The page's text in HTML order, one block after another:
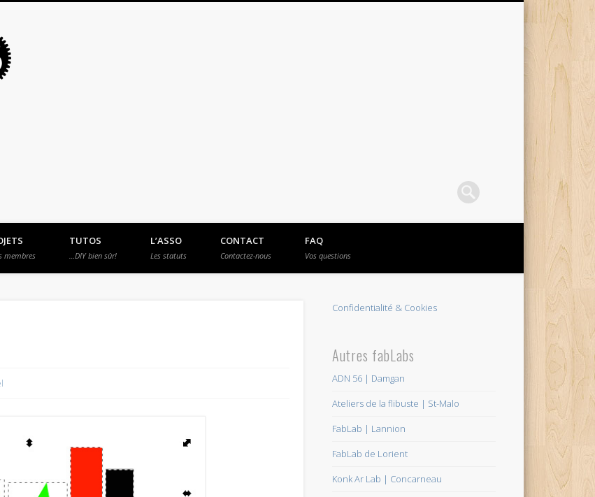
MakerSpace56
membres
TUTOS
…DIY bien sûr!
L’ASSO
Les statuts
CONTACT
Contactez-nous
FAQ
Vos questions
Confidentialité & Cookies
Autres fabLabs
ADN 56 | Damgan
Ateliers de la flibuste | St-Malo
FabLab | Lannion
FabLab de Lorient
Konk Ar Lab | Concarneau